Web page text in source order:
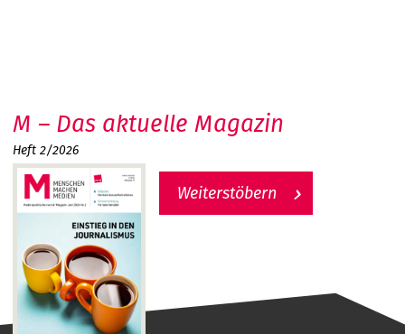
M – Das aktuelle Magazin
Heft 2/2026
Weiterstöbern